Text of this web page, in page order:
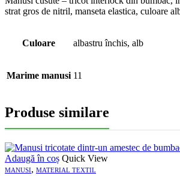
strat gros de nitril, manseta elastica, culoare
Culoare albastru închis, alb
Marime manusi 11
Produse similare
Adaugă în coș Quick View
MANUSI, MATERIAL TEXTIL